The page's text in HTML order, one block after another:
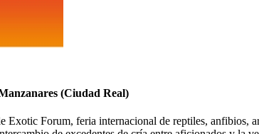
(Ciudad Real)
Forum, feria internacional de reptiles, anfibios,